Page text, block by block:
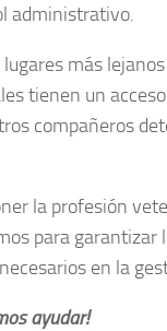
administrativo.
más
tienen un
compañeros
la profesión
para garantizar
en la
ayudar!